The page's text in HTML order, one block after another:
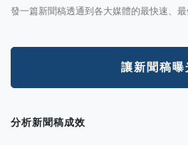
發一篇新聞稿透通到各大媒體的最快速、最
讓新聞稿曝
分析新聞稿成效